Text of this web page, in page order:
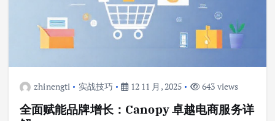
zhinengti 实战技巧 12 11 月, 2025 643 views
全面赋能品牌增长：Canopy 卓越电商服务详